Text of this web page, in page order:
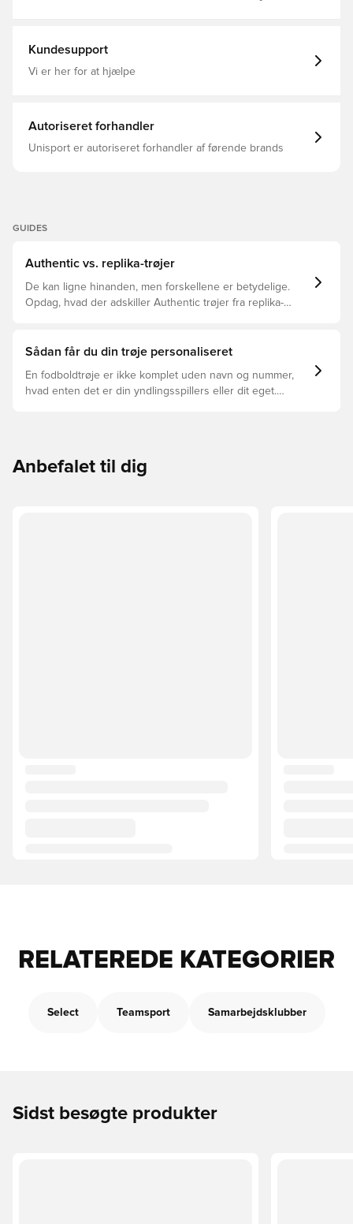
Kundesupport
Vi er her for at hjælpe
Autoriseret forhandler
Unisport er autoriseret forhandler af førende brands
GUIDES
Authentic vs. replika-trøjer
De kan ligne hinanden, men forskellene er betydelige.
Opdag, hvad der adskiller Authentic trøjer fra replika-
Sådan får du din trøje personaliseret
En fodboldtrøje er ikke komplet uden navn og nummer,
hvad enten det er din yndlingsspillers eller dit eget.
Anbefalet til dig
RELATEREDE KATEGORIER
Select Teamsport Samarbejdsklubber
Sidst besøgte produkter